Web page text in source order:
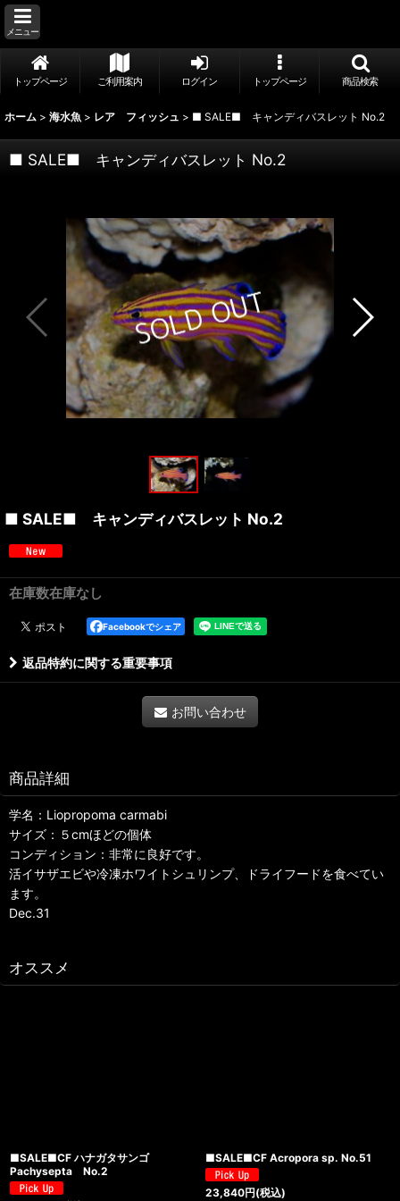
メニュー
トップページ ご利用案内 ログイン トップページ 商品検索
ホーム > 海水魚 > レア フィッシュ > ■ SALE■ キャンディバスレット No.2
■ SALE■ キャンディバスレット No.2
■ SALE■ キャンディバスレット No.2
在庫数在庫なし
Facebookでシェア
返品特約に関する重要事項
お問い合わせ
商品詳細
学名：Liopropoma carmabi
サイズ：５cmほどの個体
コンディション：非常に良好です。
活イサザエビや冷凍ホワイトシュリンプ、ドライフードを食べてい
ます。
Dec.31
オススメ
■SALE■CF ハナガタサンゴ
Pachysepta No.2
■SALE■CF Acropora sp. No.51
23,840円(税込)